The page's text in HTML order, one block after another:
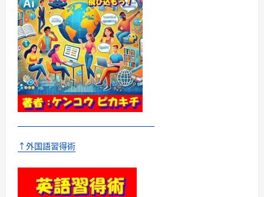
レ
ー
ズ
に
つ
い
て
さ
ら
に
読
む
↑外国語習得術